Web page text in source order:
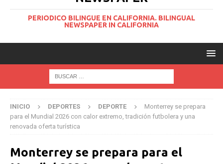
PERIODICO BILINGUE EN CALIFORNIA. BILINGUAL
NEWSPAPER IN CALIFORNIA
INICIO DEPORTES DEPORTE
Monterrey se prepara
para el Mundial 2026 con calor extremo, tradición futbolera y una
renovada oferta turística
Monterrey se prepara para el